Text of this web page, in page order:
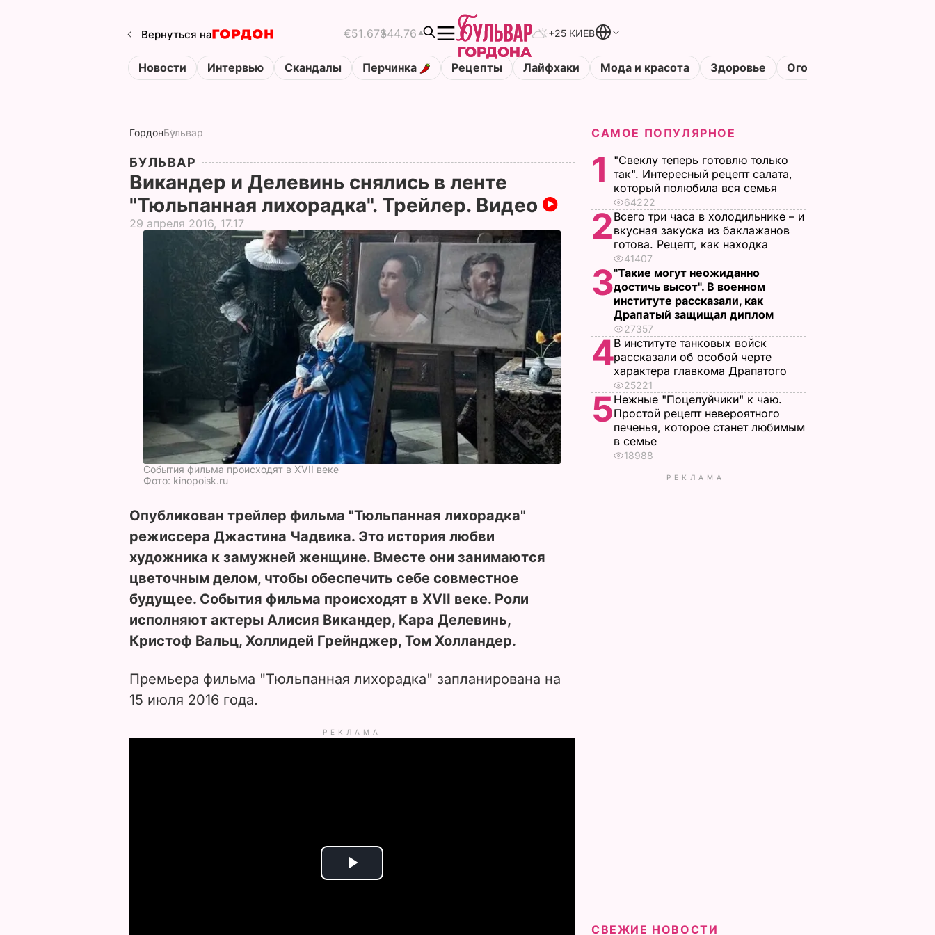
Вернуться на €51.67$44.76 +25 КИЕВ
Новости Интервью Скандалы Перчинка Рецепты Лайфхаки Мода и красота Здоровье Огороды
ГордонБульвар
БУЛЬВАР
Викандер и Делевинь снялись в ленте
"Тюльпанная лихорадка". Трейлер. Видео
29 апреля 2016, 17.17
События фильма происходят в XVII веке
Фото: kinopoisk.ru
Опубликован трейлер фильма "Тюльпанная лихорадка"
режиссера Джастина Чадвика. Это история любви
художника к замужней женщине. Вместе они занимаются
цветочным делом, чтобы обеспечить себе совместное
будущее. События фильма происходят в XVII веке. Роли
исполняют актеры Алисия Викандер, Кара Делевинь,
Кристоф Вальц, Холлидей Грейнджер, Том Холландер.
Премьера фильма "Тюльпанная лихорадка" запланирована на
15 июля 2016 года.
РЕКЛАМА
P
САМОЕ ПОПУЛЯРНОЕ
1
"Свеклу теперь готовлю только
так". Интересный рецепт салата,
который полюбила вся семья
64222
2 Всего три часа в холодильнике – и
вкусная закуска из баклажанов
готова. Рецепт, как находка
41407
3"Такие могут неожиданно
достичь высот". В военном
институте рассказали, как
Драпатый защищал диплом
27357
4В институте танковых войск
рассказали об особой черте
характера главкома Драпатого
25221
5Нежные "Поцелуйчики" к чаю.
Простой рецепт невероятного
печенья, которое станет любимым
в семье
18988
РЕКЛАМА
СВЕЖИЕ НОВОСТИ